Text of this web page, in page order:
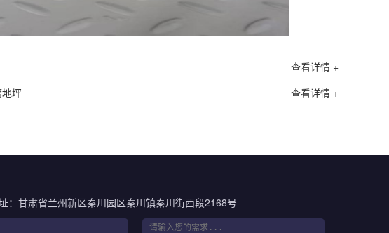
查看详情 +
查看详情 +
坪
：甘肃省兰州新区秦川园区秦川镇秦川街西段2168号